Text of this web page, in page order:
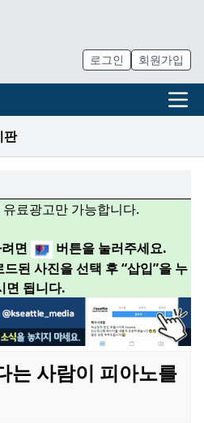
로그인 회원가입
판
료광고만 가능합니다.
면
버튼을 눌러주세요.
된 사진을 선택 후 “삽입”을 누
면 됩니다.
는 사람이 피아노를